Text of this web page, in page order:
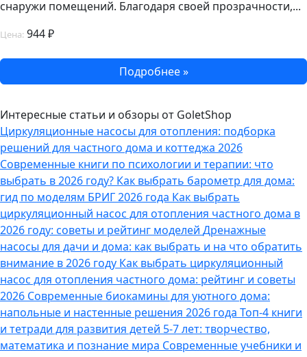
снаружи помещений. Благодаря своей прозрачности,...
Цена: 944 ₽
Подробнее »
Интересные статьи и обзоры от GoletShop
Циркуляционные насосы для отопления: подборка
решений для частного дома и коттеджа 2026
Современные книги по психологии и терапии: что
выбрать в 2026 году? Как выбрать барометр для дома:
гид по моделям БРИГ 2026 года Как выбрать
циркуляционный насос для отопления частного дома в
2026 году: советы и рейтинг моделей Дренажные
насосы для дачи и дома: как выбрать и на что обратить
внимание в 2026 году Как выбрать циркуляционный
насос для отопления частного дома: рейтинг и советы
2026 Современные биокамины для уютного дома:
напольные и настенные решения 2026 года Топ-4 книги
и тетради для развития детей 5-7 лет: творчество,
математика и познание мира Современные учебники и